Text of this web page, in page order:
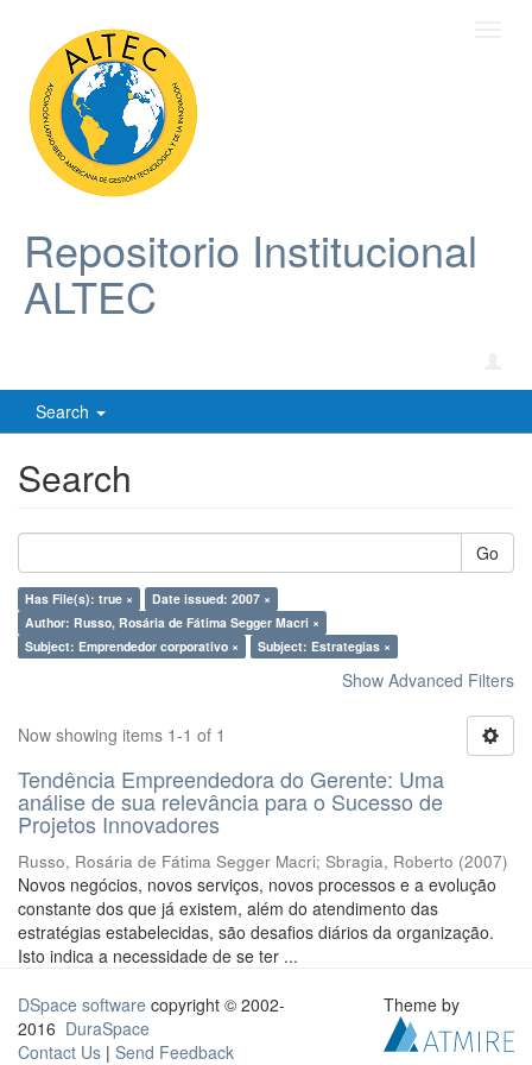
Repositorio Institucional
ALTEC
Search
Search
Go
Has File(s): true ×
Date issued: 2007 ×
Author: Russo, Rosária de Fátima Segger Macri ×
Subject: Emprendedor corporativo ×
Subject: Estrategias ×
Show Advanced Filters
Now showing items 1-1 of 1
Tendência Empreendedora do Gerente: Uma
análise de sua relevância para o Sucesso de
Projetos Innovadores
Russo, Rosária de Fátima Segger Macri; Sbragia, Roberto (2007)
Novos negócios, novos serviços, novos processos e a evolução
constante dos que já existem, além do atendimento das
estratégias estabelecidas, são desafios diários da organização.
Isto indica a necessidade de se ter ...
DSpace software copyright © 2002-
2016 DuraSpace
Contact Us | Send Feedback
Theme by